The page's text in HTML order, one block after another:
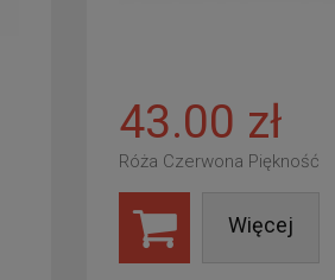
43.00 zł
Róża Czerwona Piękność
Więcej